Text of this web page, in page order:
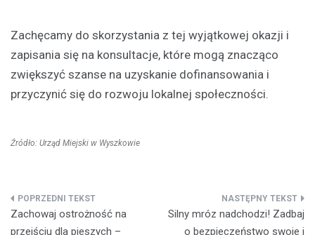
Zachęcamy do skorzystania z tej wyjątkowej okazji i
zapisania się na konsultacje, które mogą znacząco
zwiększyć szanse na uzyskanie dofinansowania i
przyczynić się do rozwoju lokalnej społeczności.
Źródło: Urząd Miejski w Wyszkowie
Nawigacja
Zachowaj ostrożność na
przejściu dla pieszych –
Silny mróz nadchodzi! Zadbaj
o bezpieczeństwo swoje i